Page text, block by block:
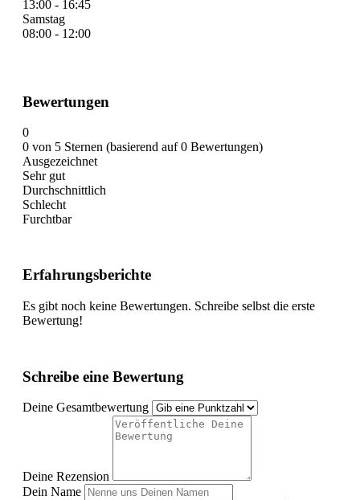
13:00 - 16:45
Samstag
08:00 - 12:00
Bewertungen
0
0 von 5 Sternen (basierend auf 0 Bewertungen)
Ausgezeichnet
Sehr gut
Durchschnittlich
Schlecht
Furchtbar
Erfahrungsberichte
Es gibt noch keine Bewertungen. Schreibe selbst die erste
Bewertung!
Schreibe eine Bewertung
Deine Gesamtbewertung
Deine Rezension
Dein Name